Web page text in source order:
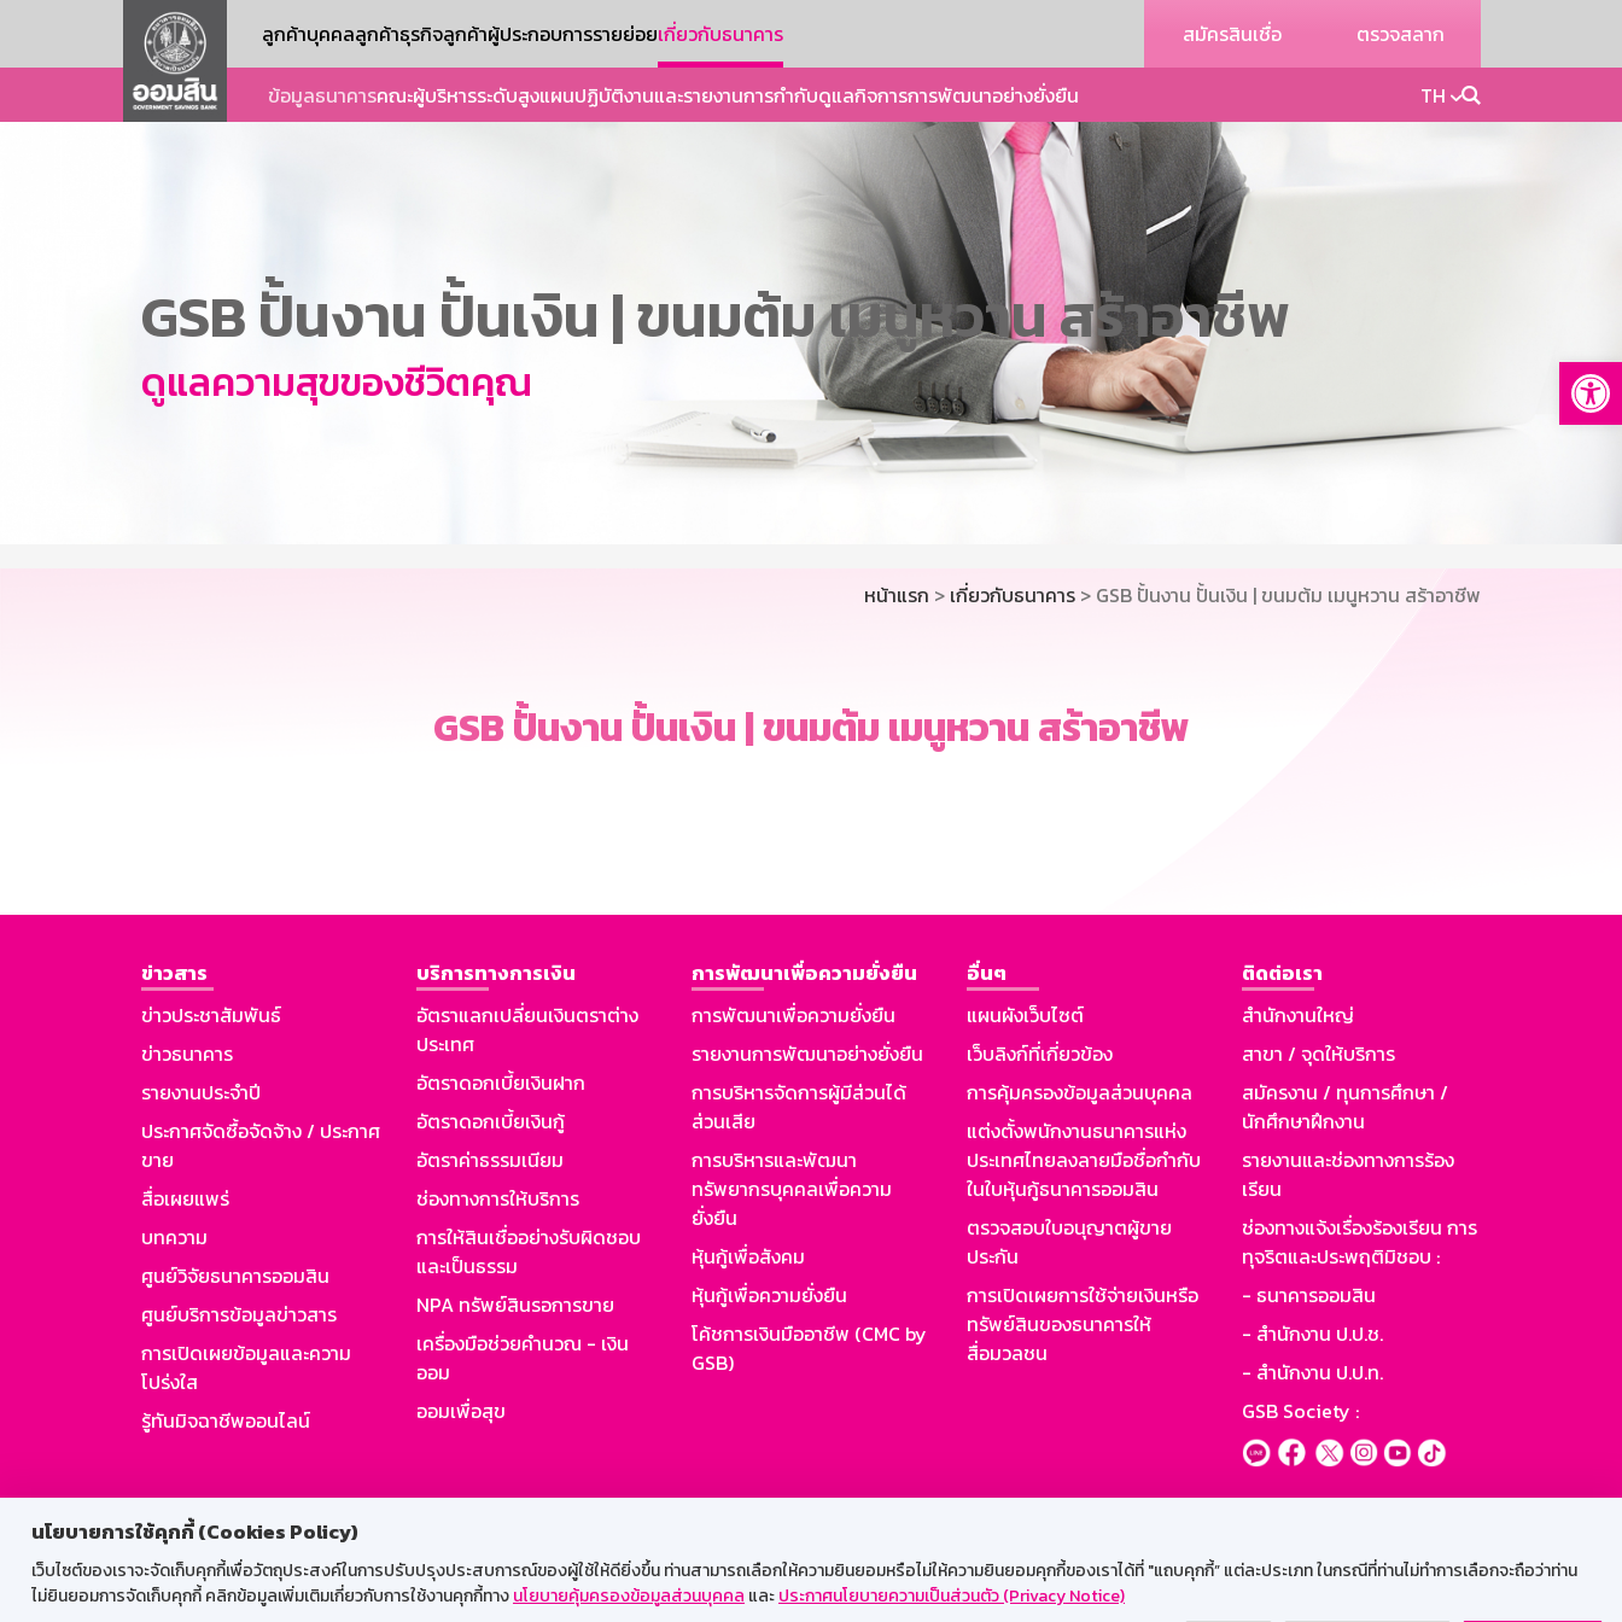
นโยบายการใช้คุกกี้ (Cookies Policy)
เว็บไซต์ของเราจะจัดเก็บคุกกี้เพื่อวัตถุประสงค์ในการปรับปรุงประสบการณ์ของผู้ใช้ให้ดียิ่งขึ้น ท่านสามารถเลือกให้ความยินยอมหรือไม่ให้ความยินยอมคุกกี้ของเราได้ที่ "แถบคุกกี้” แต่ละประเภท ในกรณีที่ท่านไม่ทำการเลือกจะถือว่าท่าน
ไม่ยินยอมการจัดเก็บคุกกี้ คลิกข้อมูลเพิ่มเติมเกี่ยวกับการใช้งานคุกกี้ทางนโยบายคุ้มครองข้อมูลส่วนบุคคล และประกาศนโยบายความเป็นส่วนตัว (Privacy Notice)
ลูกค้าบุคคลลูกค้าธุรกิจลูกค้าผู้ประกอบการรายย่อยเกี่ยวกับธนาคาร สมัครสินเชื่อ ตรวจสลาก
ข้อมูลธนาคารคณะผู้บริหารระดับสูงแผนปฏิบัติงานและรายงานการกำกับดูแลกิจการการพัฒนาอย่างยั่งยืน TH
GSB ปั้นงาน ปั้นเงิน | ขนมต้ม เมนูหวาน สร้าอาชีพ
ดูแลความสุขของชีวิตคุณ
หน้าแรก > เกี่ยวกับธนาคาร > GSB ปั้นงาน ปั้นเงิน | ขนมต้ม เมนูหวาน สร้าอาชีพ
GSB ปั้นงาน ปั้นเงิน | ขนมต้ม เมนูหวาน สร้าอาชีพ
ข่าวสาร
ข่าวประชาสัมพันธ์
ข่าวธนาคาร
รายงานประจำปี
ประกาศจัดซื้อจัดจ้าง / ประกาศ
ขาย
สื่อเผยแพร่
บทความ
ศูนย์วิจัยธนาคารออมสิน
ศูนย์บริการข้อมูลข่าวสาร
การเปิดเผยข้อมูลและความ
โปร่งใส
รู้ทันมิจฉาชีพออนไลน์
บริการทางการเงิน
อัตราแลกเปลี่ยนเงินตราต่าง
ประเทศ
อัตราดอกเบี้ยเงินฝาก
อัตราดอกเบี้ยเงินกู้
อัตราค่าธรรมเนียม
ช่องทางการให้บริการ
การให้สินเชื่ออย่างรับผิดชอบ
และเป็นธรรม
NPA ทรัพย์สินรอการขาย
เครื่องมือช่วยคำนวณ - เงิน
ออม
ออมเพื่อสุข
การพัฒนาเพื่อความยั่งยืน
การพัฒนาเพื่อความยั่งยืน
รายงานการพัฒนาอย่างยั่งยืน
การบริหารจัดการผู้มีส่วนได้
ส่วนเสีย
การบริหารและพัฒนา
ทรัพยากรบุคคลเพื่อความ
ยั่งยืน
หุ้นกู้เพื่อสังคม
หุ้นกู้เพื่อความยั่งยืน
โค้ชการเงินมืออาชีพ (CMC by
GSB)
อื่นๆ
แผนผังเว็บไซต์
เว็บลิงก์ที่เกี่ยวข้อง
การคุ้มครองข้อมูลส่วนบุคคล
แต่งตั้งพนักงานธนาคารแห่ง
ประเทศไทยลงลายมือชื่อกำกับ
ในใบหุ้นกู้ธนาคารออมสิน
ตรวจสอบใบอนุญาตผู้ขาย
ประกัน
การเปิดเผยการใช้จ่ายเงินหรือ
ทรัพย์สินของธนาคารให้
สื่อมวลชน
ติดต่อเรา
สำนักงานใหญ่
สาขา / จุดให้บริการ
สมัครงาน / ทุนการศึกษา /
นักศึกษาฝึกงาน
รายงานและช่องทางการร้อง
เรียน
ช่องทางแจ้งเรื่องร้องเรียน การ
ทุจริตและประพฤติมิชอบ :
- ธนาคารออมสิน
- สำนักงาน ป.ป.ช.
- สำนักงาน ป.ป.ท.
GSB Society :